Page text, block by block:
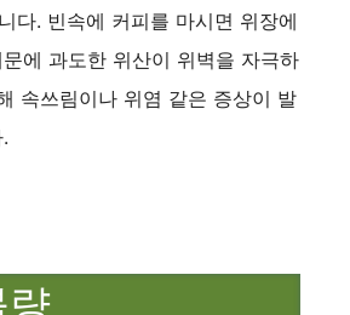
다. 빈속에 커피를 마시면 위장에
에 과도한 위산이 위벽을 자극하
속쓰림이나 위염 같은 증상이 발
량